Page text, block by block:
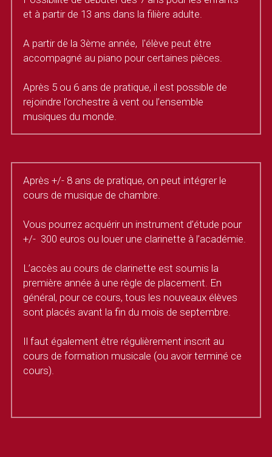
et à partir de 13 ans dans la filière adulte.
A partir de la 3ème année,  l'élève peut être
accompagné au piano pour certaines pièces.
Après 5 ou 6 ans de pratique, il est possible de
rejoindre l’orchestre à vent ou l’ensemble
musiques du monde.
Après +/- 8 ans de pratique, on peut intégrer le
cours de musique de chambre.
Vous pourrez acquérir un instrument d’étude pour
+/-  300 euros ou louer une clarinette à l’académie.
L’accès au cours de clarinette est soumis la
première année à une règle de placement. En
général, pour ce cours, tous les nouveaux élèves
sont placés avant la fin du mois de septembre.
Il faut également être régulièrement inscrit au
cours de formation musicale (ou avoir terminé ce
cours).